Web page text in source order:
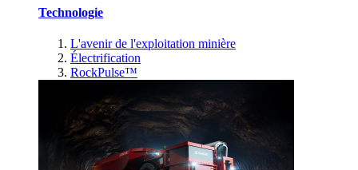
Technologie
L'avenir de l'exploitation minière
Électrification
RockPulse™